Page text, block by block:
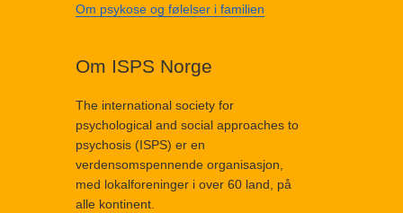
Om psykose og følelser i familien
Om ISPS Norge
The international society for
psychological and social approaches to
psychosis (ISPS) er en
verdensomspennende organisasjon,
med lokalforeninger i over 60 land, på
alle kontinent.